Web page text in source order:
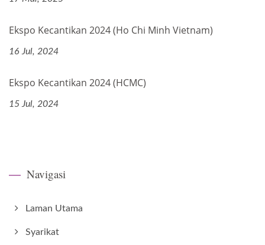
Ekspo Kecantikan 2024 (Ho Chi Minh Vietnam)
16 Jul, 2024
Ekspo Kecantikan 2024 (HCMC)
15 Jul, 2024
Navigasi
Laman Utama
Syarikat